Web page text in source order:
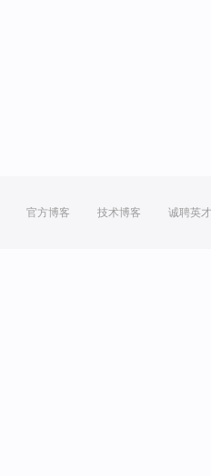
官方博客 技术博客 诚聘英才